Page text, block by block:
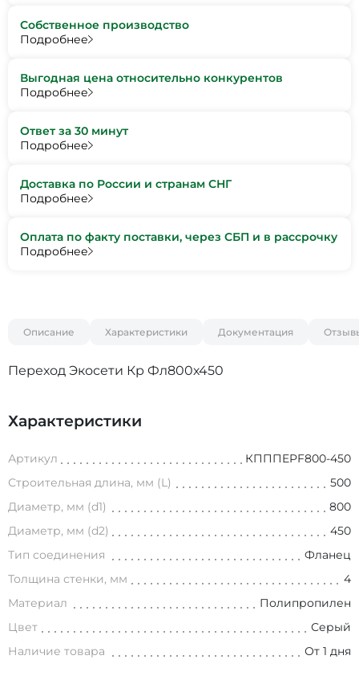
Собственное производство
Подробнее
Выгодная цена относительно конкурентов
Подробнее
Ответ за 30 минут
Подробнее
Доставка по России и странам СНГ
Подробнее
Оплата по факту поставки, через СБП и в рассрочку
Подробнее
Описание Характеристики Документация
Переход Экосети Кр Фл800х450
Характеристики
Артикул
КПППEPF800-450
Строительная длина, мм (L)
500
Диаметр, мм (d1)
800
Диаметр, мм (d2)
450
Тип соединения
Фланец
Толщина стенки, мм
4
Материал
Полипропилен
Цвет
Серый
Наличие товара
От 1 дня